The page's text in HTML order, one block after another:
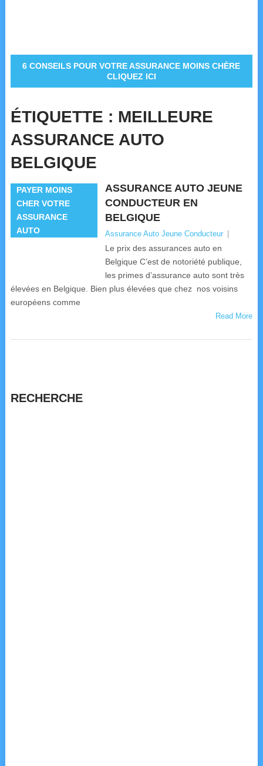
6 CONSEILS POUR VOTRE ASSURANCE MOINS CHÈRE
CLIQUEZ ICI
ÉTIQUETTE : MEILLEURE
ASSURANCE AUTO
BELGIQUE
PAYER MOINS
CHER VOTRE
ASSURANCE
AUTO
ASSURANCE AUTO JEUNE
CONDUCTEUR EN
BELGIQUE
Assurance Auto Jeune Conducteur
Le prix des assurances auto en
Belgique C’est de notoriété publique,
les primes d’assurance auto sont très
élevées en Belgique. Bien plus élevées que chez nos voisins
européens comme
Read More
RECHERCHE